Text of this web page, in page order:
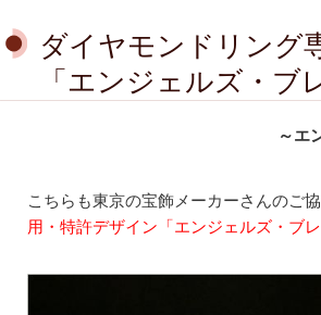
ダイヤモンドリング
「エンジェルズ・ブ
～エ
こちらも東京の宝飾メーカーさんのご
用・特許デザイン「エンジェルズ・ブ